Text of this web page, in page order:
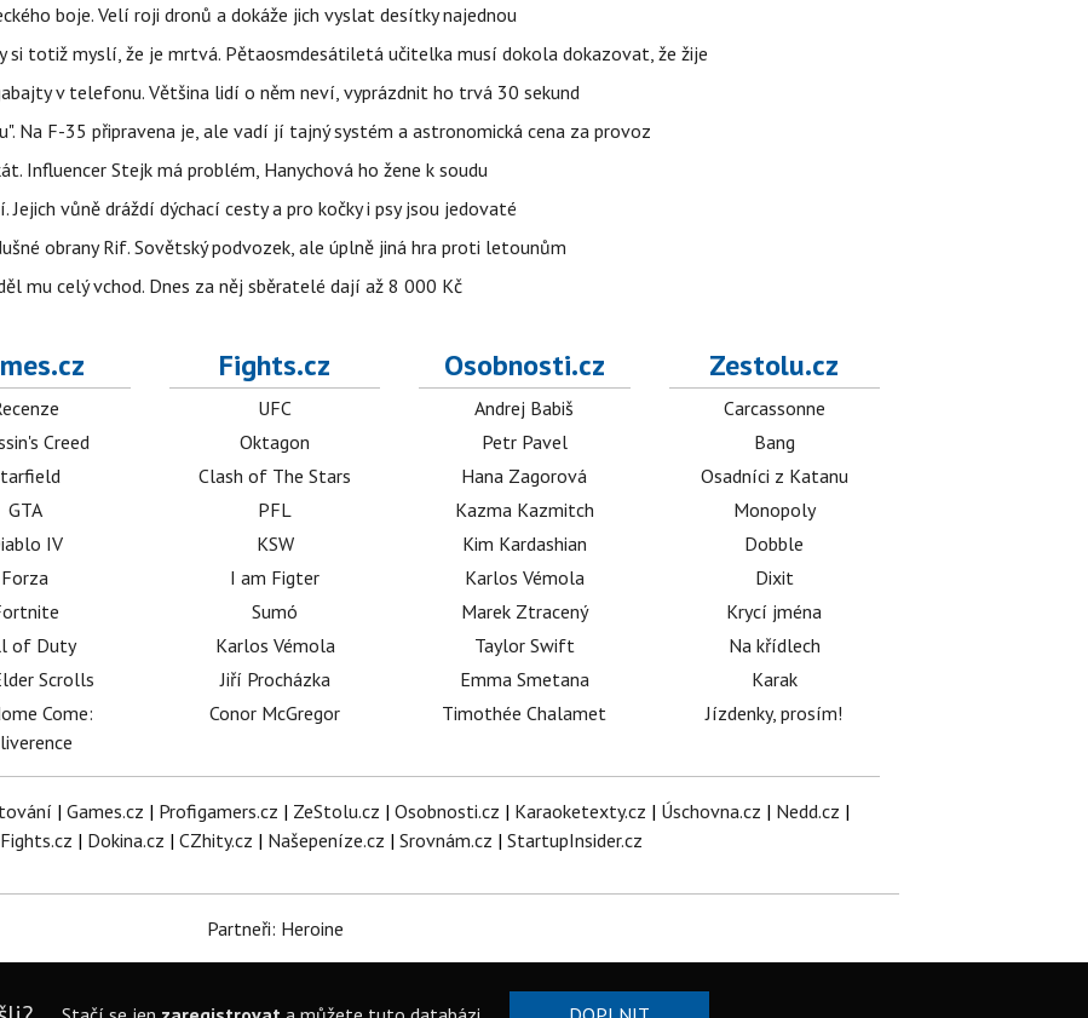
boje. Velí roji dronů a dokáže jich vyslat desítky najednou
si totiž myslí, že je mrtvá. Pětaosmdesátiletá učitelka musí dokola dokazovat, že žije
v telefonu. Většina lidí o něm neví, vyprázdnit ho trvá 30 sekund
Na F-35 připravena je, ale vadí jí tajný systém a astronomická cena za provoz
Influencer Stejk má problém, Hanychová ho žene k soudu
vůně dráždí dýchací cesty a pro kočky i psy jsou jedovaté
obrany Rif. Sovětský podvozek, ale úplně jiná hra proti letounům
mu celý vchod. Dnes za něj sběratelé dají až 8 000 Kč
Creed
GTA
IV
Forza
of Duty
Scrolls
Come:
Fights.cz
UFC
Oktagon
Clash of The Stars
PFL
KSW
I am Figter
Sumó
Karlos Vémola
Jiří Procházka
Conor McGregor
Osobnosti.cz
Andrej Babiš
Petr Pavel
Hana Zagorová
Kazma Kazmitch
Kim Kardashian
Karlos Vémola
Marek Ztracený
Taylor Swift
Emma Smetana
Timothée Chalamet
Zestolu.cz
Carcassonne
Bang
Osadníci z Katanu
Monopoly
Dobble
Dixit
Krycí jména
Na křídlech
Karak
Jízdenky, prosím!
| Games.cz | Profigamers.cz | ZeStolu.cz | Osobnosti.cz | Karaoketexty.cz | Úschovna.cz | Nedd.cz |
Fights.cz | Dokina.cz | CZhity.cz | Našepeníze.cz | Srovnám.cz | StartupInsider.cz
Partneři: Heroine